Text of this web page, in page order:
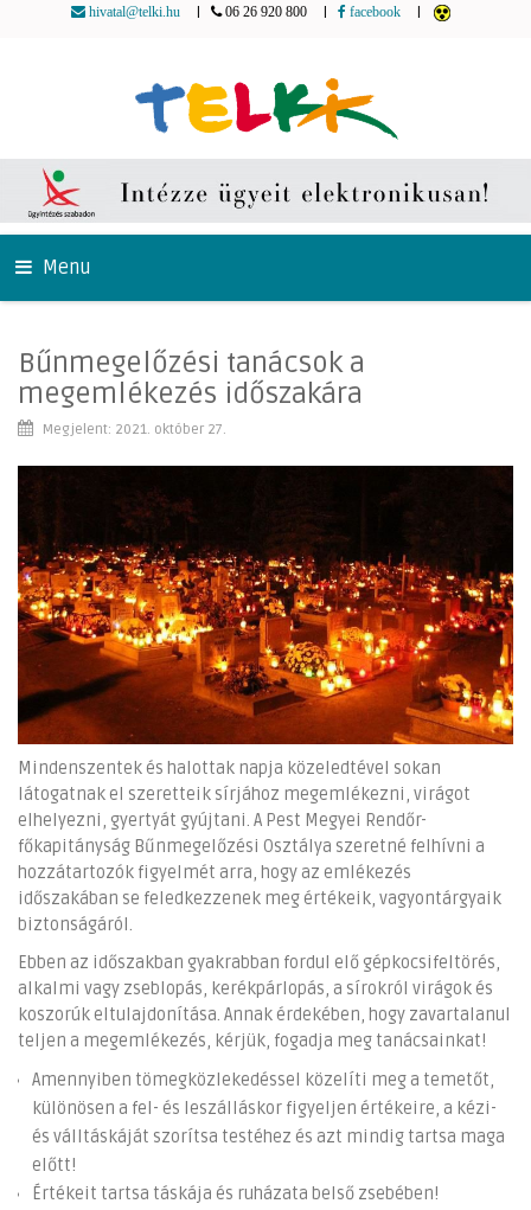
hivatal@telki.hu 06 26 920 800 facebook
Menu
Bűnmegelőzési tanácsok a
megemlékezés időszakára
Megjelent: 2021. október 27.
Mindenszentek és halottak napja közeledtével sokan
látogatnak el szeretteik sírjához megemlékezni, virágot
elhelyezni, gyertyát gyújtani. A Pest Megyei Rendőr-
főkapitányság Bűnmegelőzési Osztálya szeretné felhívni a
hozzátartozók figyelmét arra, hogy az emlékezés
időszakában se feledkezzenek meg értékeik, vagyontárgyaik
biztonságáról.
Ebben az időszakban gyakrabban fordul elő gépkocsifeltörés,
alkalmi vagy zseblopás, kerékpárlopás, a sírokról virágok és
koszorúk eltulajdonítása. Annak érdekében, hogy zavartalanul
teljen a megemlékezés, kérjük, fogadja meg tanácsainkat!
Amennyiben tömegközlekedéssel közelíti meg a temetőt,
különösen a fel- és leszálláskor figyeljen értékeire, a kézi-
és válltáskáját szorítsa testéhez és azt mindig tartsa maga
előtt!
Értékeit tartsa táskája és ruházata belső zsebében!